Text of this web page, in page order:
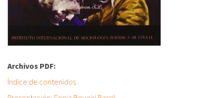
Archivos PDF:
Índice de contenidos